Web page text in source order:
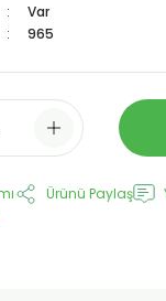
Var
965
Ürünü Paylaş